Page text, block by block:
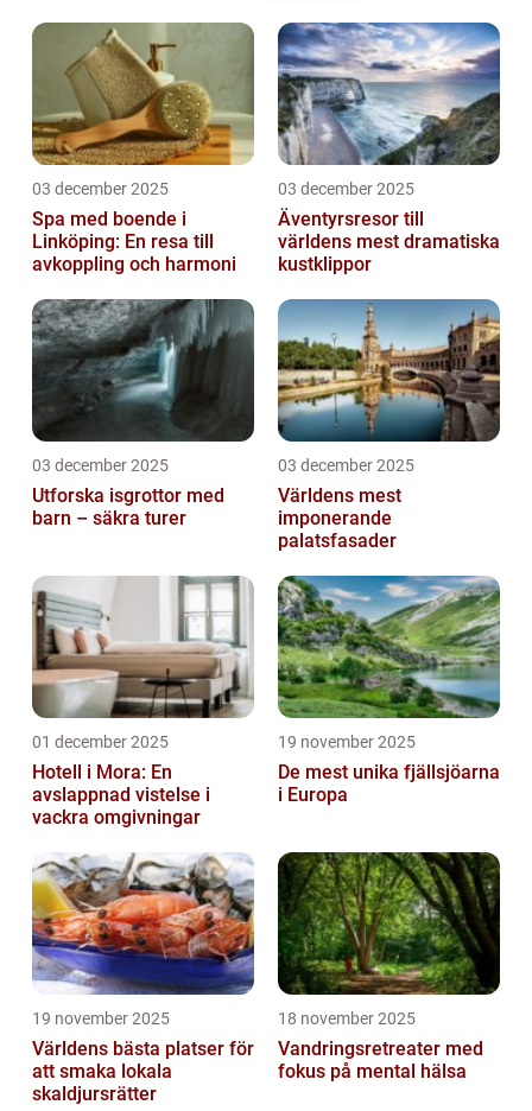
03 december 2025
Spa med boende i
Linköping: En resa till
avkoppling och harmoni
03 december 2025
Äventyrsresor till
världens mest dramatiska
kustklippor
03 december 2025
Utforska isgrottor med
barn – säkra turer
03 december 2025
Världens mest
imponerande
palatsfasader
01 december 2025
Hotell i Mora: En
avslappnad vistelse i
vackra omgivningar
19 november 2025
De mest unika fjällsjöarna
i Europa
19 november 2025
Världens bästa platser för
att smaka lokala
skaldjursrätter
18 november 2025
Vandringsretreater med
fokus på mental hälsa